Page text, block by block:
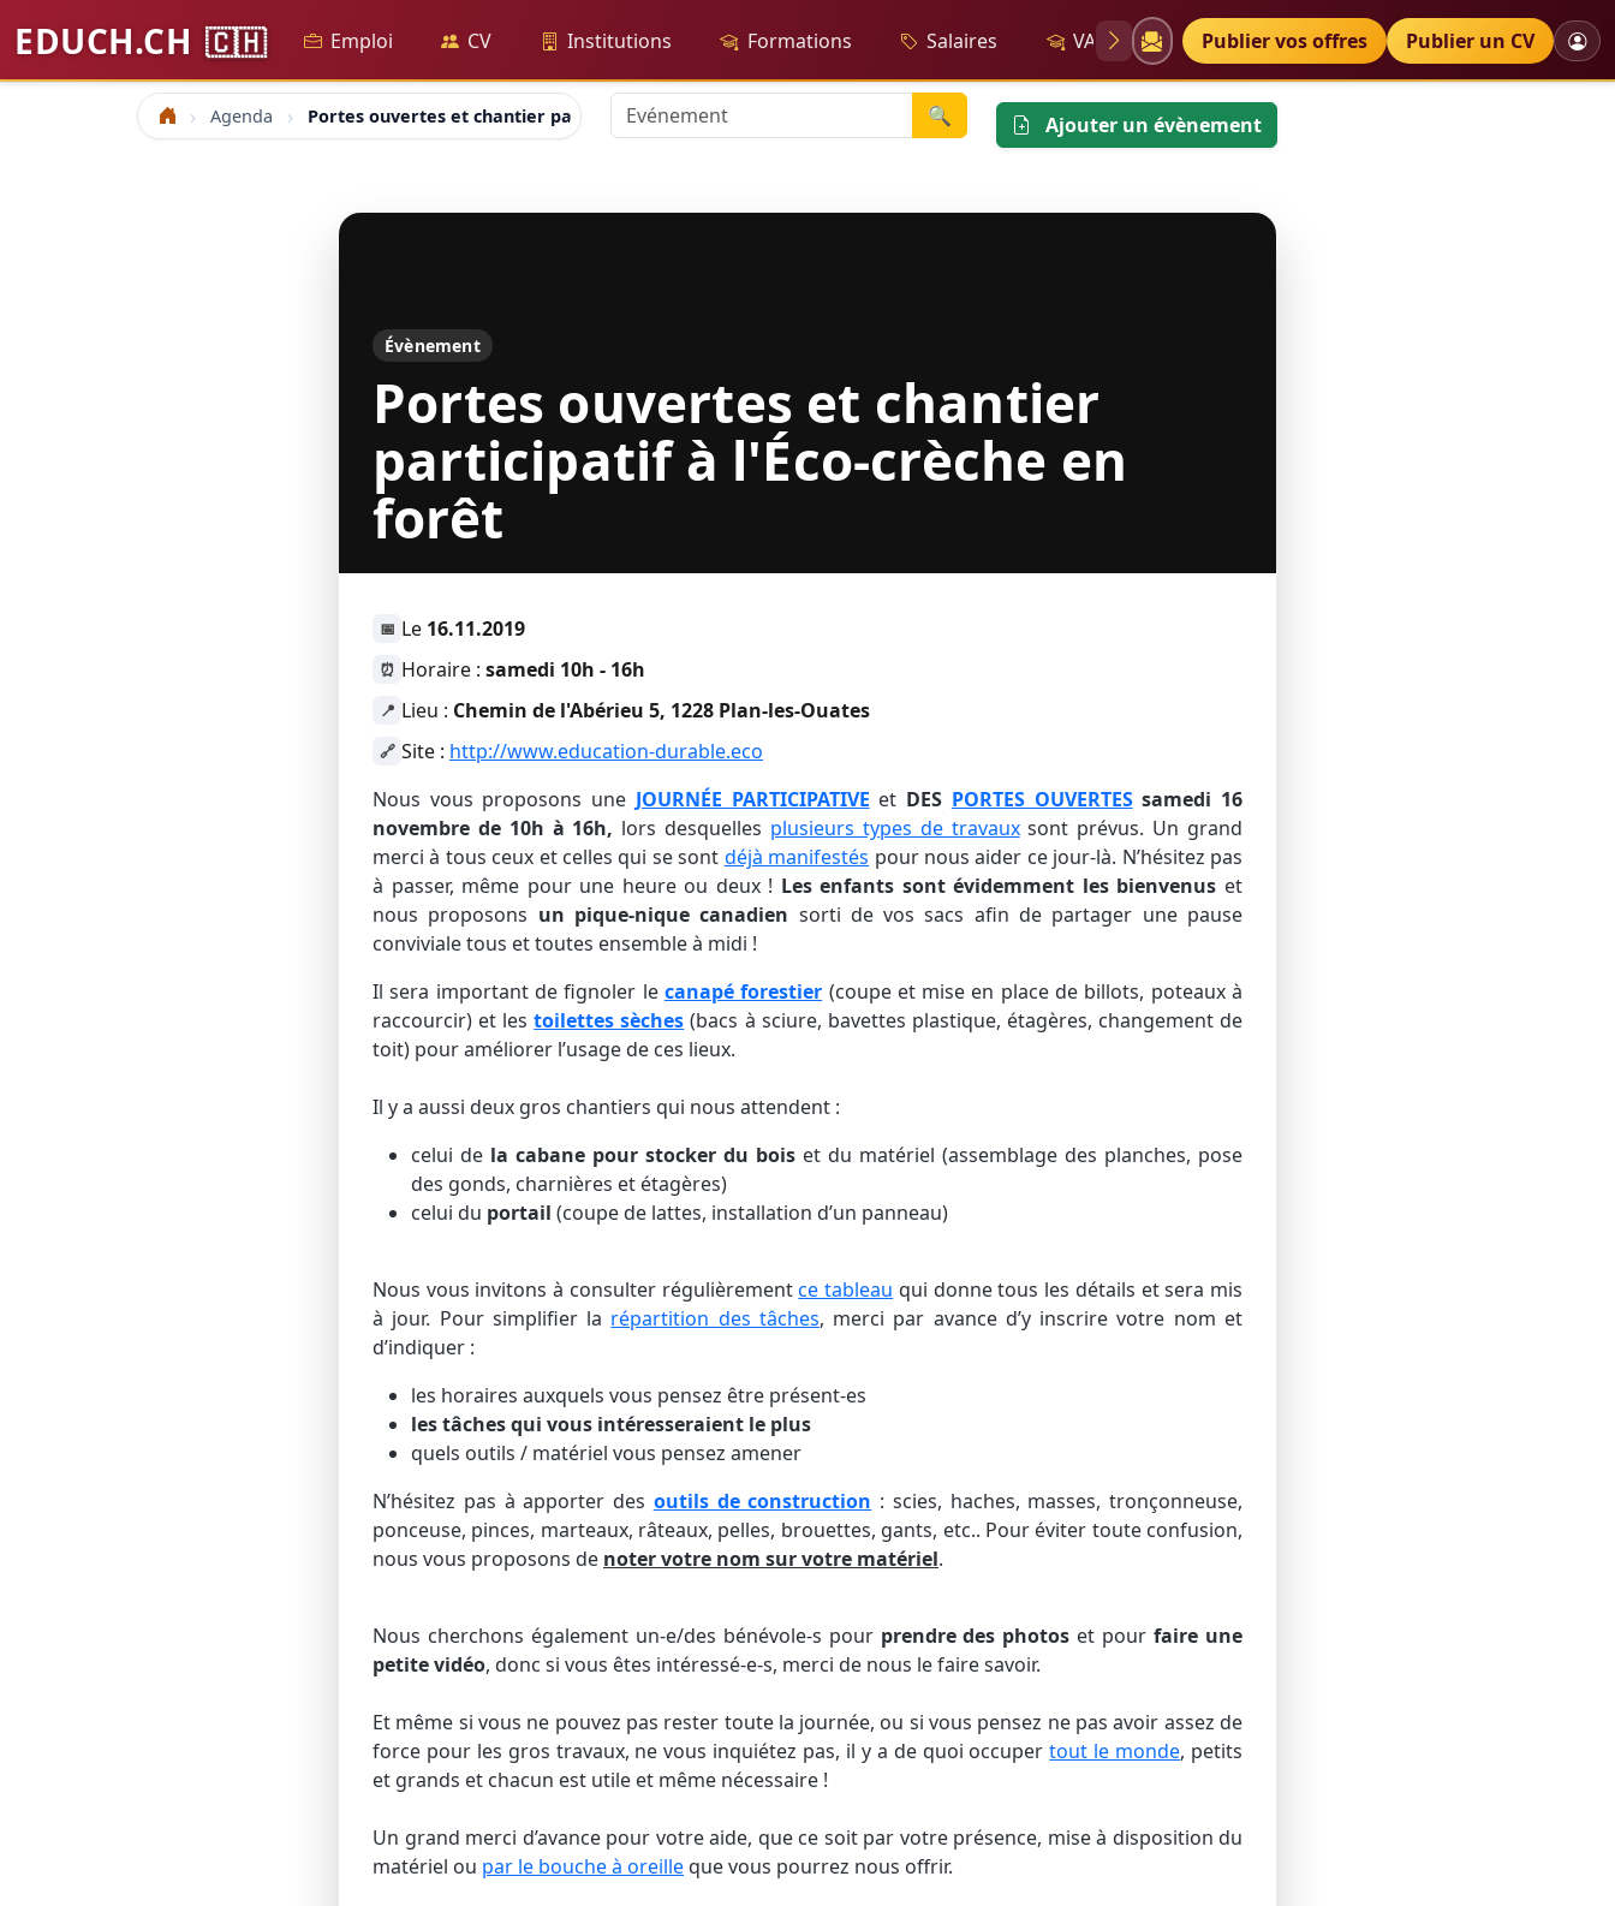
EDUCH.CH 🇨🇭 Emploi CV Institutions Formations Salaires VAE Diplômes Petites annonces
Publier vos offres Publier un CV
Accueil Agenda Portes ouvertes et chantier participatif à l'Éco-crèche en forêt 🔍 Ajouter un évènement
Évènement
Portes ouvertes et chantier
participatif à l'Éco-crèche en
forêt
📅 Le 16.11.2019
⏰ Horaire : samedi 10h - 16h
📍 Lieu : Chemin de l'Abérieu 5, 1228 Plan-les-Ouates
🔗 Site : http://www.education-durable.eco
Nous vous proposons une JOURNÉE PARTICIPATIVE et DES PORTES OUVERTES samedi 16
novembre de 10h à 16h, lors desquelles plusieurs types de travauxsont prévus. Un grand
merci à tous ceux et celles qui se sont déjà manifestés pour nous aider ce jour-là. N’hésitez pas
à passer, même pour une heure ou deux ! Les enfants sont évidemment les bienvenus et
nous proposons un pique-nique canadien sorti de vos sacs afin de partager une pause
conviviale tous et toutes ensemble à midi !
Il sera important de fignoler le canapé forestier (coupe et mise en place de billots, poteaux à
raccourcir) et lestoilettes sèches (bacs à sciure, bavettes plastique, étagères, changement de
toit) pour améliorer l’usage de ces lieux.
Il y a aussi deux gros chantiers qui nous attendent :
celui de la cabane pour stocker du bois et du matériel (assemblage des planches, pose
des gonds, charnières et étagères)
celui du portail (coupe de lattes, installation d’un panneau)
Nous vous invitons à consulter régulièrementce tableau qui donne tous les détails et sera mis
à jour. Pour simplifier la répartition des tâches, merci par avance d’y inscrire votre nom et
d’indiquer :
les horaires auxquels vous pensez être présent-es
les tâches qui vous intéresseraient le plus
quels outils / matériel vous pensez amener
N’hésitez pas à apporter des outils de construction : scies, haches, masses, tronçonneuse,
ponceuse, pinces, marteaux, râteaux, pelles, brouettes, gants, etc.. Pour éviter toute confusion,
nous vous proposons de noter votre nom sur votre matériel.
Nous cherchons également un-e/des bénévole-s pour prendre des photos et pourfaire une
petite vidéo, donc si vous êtes intéressé-e-s, merci de nous le faire savoir.
Et même si vous ne pouvez pas rester toute la journée, ou si vous pensez ne pas avoir assez de
force pour les gros travaux, ne vous inquiétez pas, il y a de quoi occupertout le monde, petits
et grands et chacun est utile et même nécessaire !
​Un grand merci d’avance pour votre aide, que ce soit par votre présence, mise à disposition du
matériel ou par le bouche à oreilleque vous pourrez nous offrir.